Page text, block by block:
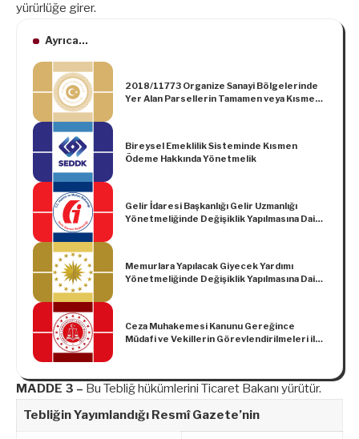
yürürlüğe girer.
Ayrıca...
2018/11773 Organize Sanayi Bölgelerinde
Yer Alan Parsellerin Tamamen veya Kısmen
Bireysel Emeklilik Sisteminde Kısmen
Ödeme Hakkında Yönetmelik
Gelir İdaresi Başkanlığı Gelir Uzmanlığı
Yönetmeliğinde Değişiklik Yapılmasına Dair
Memurlara Yapılacak Giyecek Yardımı
Yönetmeliğinde Değişiklik Yapılmasına Dair
Ceza Muhakemesi Kanunu Gereğince
Müdafi ve Vekillerin Görevlendirilmeleri ile
Dair Yönetmelik
MADDE 3 – Bu Tebliğ hükümlerini Ticaret Bakanı yürütür.
Tebliğin Yayımlandığı Resmî Gazete’nin